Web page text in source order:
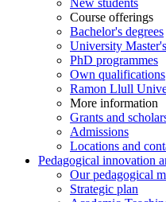
Course offerings
Bachelor's degrees
University Master's
PhD programmes
Own qualifications
Ramon Llull
More information
Grants and
Admissions
Locations and
Pedagogical innovation
Our pedagogical
Strategic plan